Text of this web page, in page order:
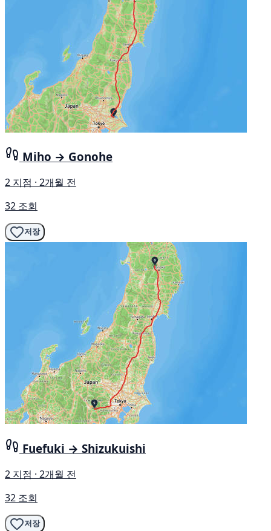
Miho → Gonohe
2 지점 · 2개월 전
32 조회
저장
Fuefuki → Shizukuishi
2 지점 · 2개월 전
32 조회
저장